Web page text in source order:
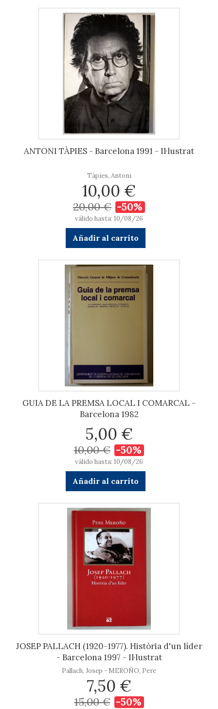
ANTONI TÀPIES - Barcelona 1991 - Il·lustrat
Tàpies, Antoni
10,00 €
20,00 € -50%
válido hasta: 10/08/26
Añadir al carrito
GUIA DE LA PREMSA LOCAL I COMARCAL -
Barcelona 1982
5,00 €
10,00 € -50%
válido hasta: 10/08/26
Añadir al carrito
JOSEP PALLACH (1920-1977). Història d'un líder
- Barcelona 1997 - Il·lustrat
Pallach, Josep - MEROÑO, Pere
7,50 €
15,00 € -50%